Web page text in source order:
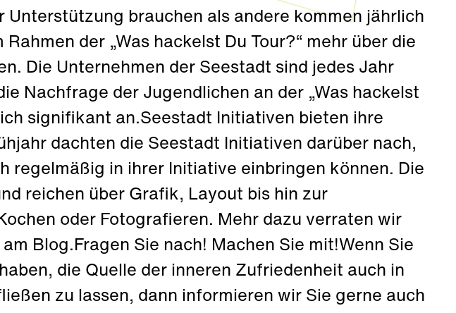
Unterstützung brauchen als andere kommen jährlich
der „Was hackelst Du Tour?“ mehr über die
Die Unternehmen der Seestadt sind jedes Jahr
Nachfrage der Jugendlichen an der „Was hackelst
signifikant an.Seestadt Initiativen bieten ihre
dachten die Seestadt Initiativen darüber nach,
regelmäßig in ihrer Initiative einbringen können. Die
reichen über Grafik, Layout bis hin zur
oder Fotografieren. Mehr dazu verraten wir
Blog.Fragen Sie nach! Machen Sie mit!Wenn Sie
die Quelle der inneren Zufriedenheit auch in
zu lassen, dann informieren wir Sie gerne auch